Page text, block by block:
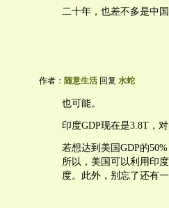
二十年，也差不多是中
作者： 随意生活 回复 水蛇
也可能。
印度GDP现在是3.8T，对
若想达到美国GDP的
所以，美国可以利用印
度。此外，别忘了还有